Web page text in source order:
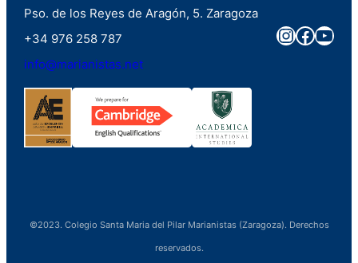
Pso. de los Reyes de Aragón, 5. Zaragoza
+34 976 258 787
info@marianistas.net
©2023. Colegio Santa Maria del Pilar Marianistas (Zaragoza). Derechos
reservados.